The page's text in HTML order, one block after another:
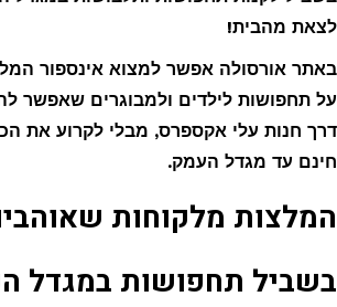
לצאת מהבית!
באתר אורסולה אפשר למצוא אינספור
על תחפושות לילדים ולמבוגרים שאפשר
דרך חנות עלי אקספרס, מבלי לקרוע את
חינם עד מגדל העמק.
המלצות מלקוחות
בשביל תחפושות במגדל